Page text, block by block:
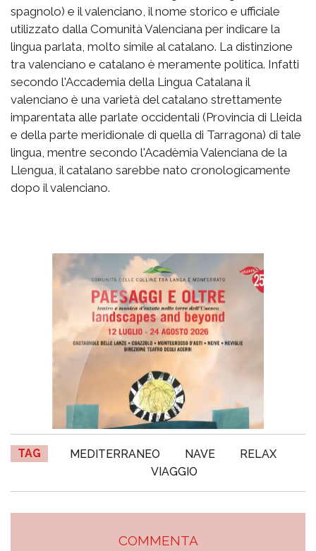
spagnolo) e il valenciano, il nome storico e ufficiale
utilizzato dalla Comunità Valenciana per indicare la
lingua parlata, molto simile al catalano. La distinzione
tra valenciano e catalano è meramente politica. Infatti
secondo l'Accademia della Lingua Catalana il
valenciano è una varietà del catalano strettamente
imparentata alle parlate occidentali (Provincia di Lleida
e della parte meridionale di quella di Tarragona) di tale
lingua, mentre secondo l'Acadèmia Valenciana de la
Llengua, il catalano sarebbe nato cronologicamente
dopo il valenciano.
TAG MEDITERRANEO NAVE
RELAX
VIAGGIO
COMMENTA